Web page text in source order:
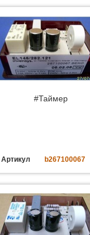
#Таймер
Артикул b267100067